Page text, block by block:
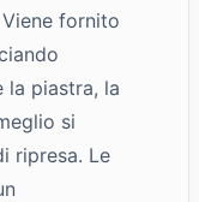
fornito
la piastra, la
si
ripresa. Le